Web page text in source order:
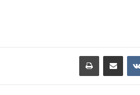
مشاركة عبر البريد طباعة
Remender و Steve Epting